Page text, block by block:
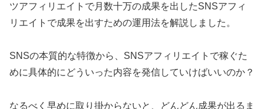
ツアフィリエイトで月数十万の成果を出したSNSアフィ
リエイトで成果を出すための運用法を解説しました。
SNSの本質的な特徴から、SNSアフィリエイトで稼ぐた
めに具体的にどういった内容を発信していけばいいのか？
なるべく早めに取り掛からないと、どんどん成果が出るま